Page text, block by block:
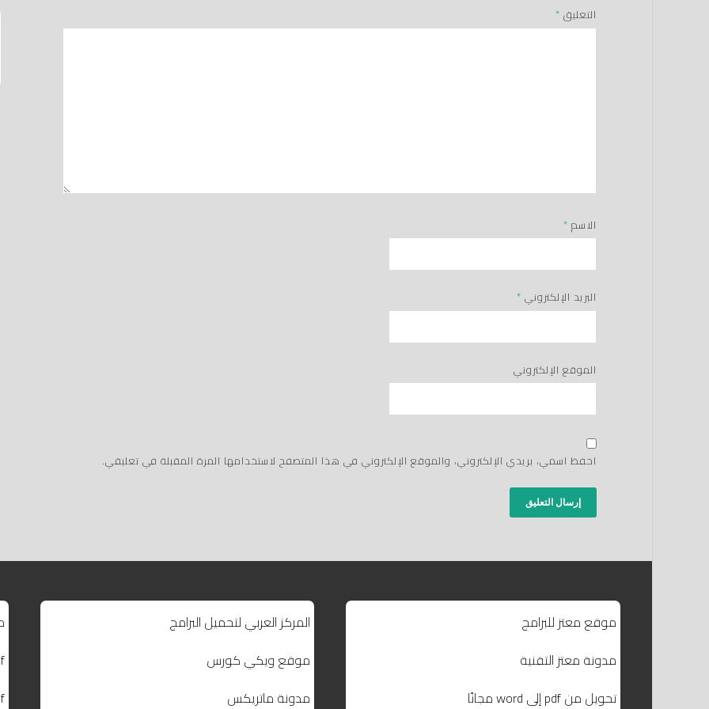
التعليق *
الاسم *
البريد الإلكتروني *
الموقع الإلكتروني
احفظ اسمي، بريدي الإلكتروني، والموقع الإلكتروني في هذا المتصفح لاستخدامها المرة المقبلة في تعليقي.
موقع معتز للبرامج
مدونة معتز التقنية
تحويل من pdf إلى word مجانًا
المركز العربي لتحميل البرامج
موقع ويكي كورس
مدونة ماتريكس